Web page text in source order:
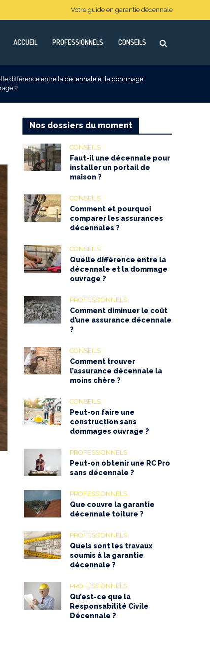
Votre guide en garantie décennale
ACCUEIL PROFESSIONNELS CONSEILS
différence entre la décennale et la dommage
?
Nos dossiers du moment
CONSEILS
Faut-il une décennale pour
installer un portail de
maison ?
CONSEILS
Comment et pourquoi
comparer les assurances
décennales ?
CONSEILS
Quelle différence entre la
décennale et la dommage
ouvrage ?
PROFESSIONNELS
Comment diminuer le coût
d’une assurance décennale
?
CONSEILS
Comment trouver
l’assurance décennale la
moins chère ?
CONSEILS
Peut-on faire une
construction sans
dommages ouvrage ?
PROFESSIONNELS
Peut-on obtenir une RC Pro
sans décennale ?
PROFESSIONNELS
Que couvre la garantie
décennale toiture ?
PROFESSIONNELS
Quels sont les travaux
soumis à la garantie
décennale ?
PROFESSIONNELS
Qu’est-ce que la
Responsabilité Civile
Décennale ?